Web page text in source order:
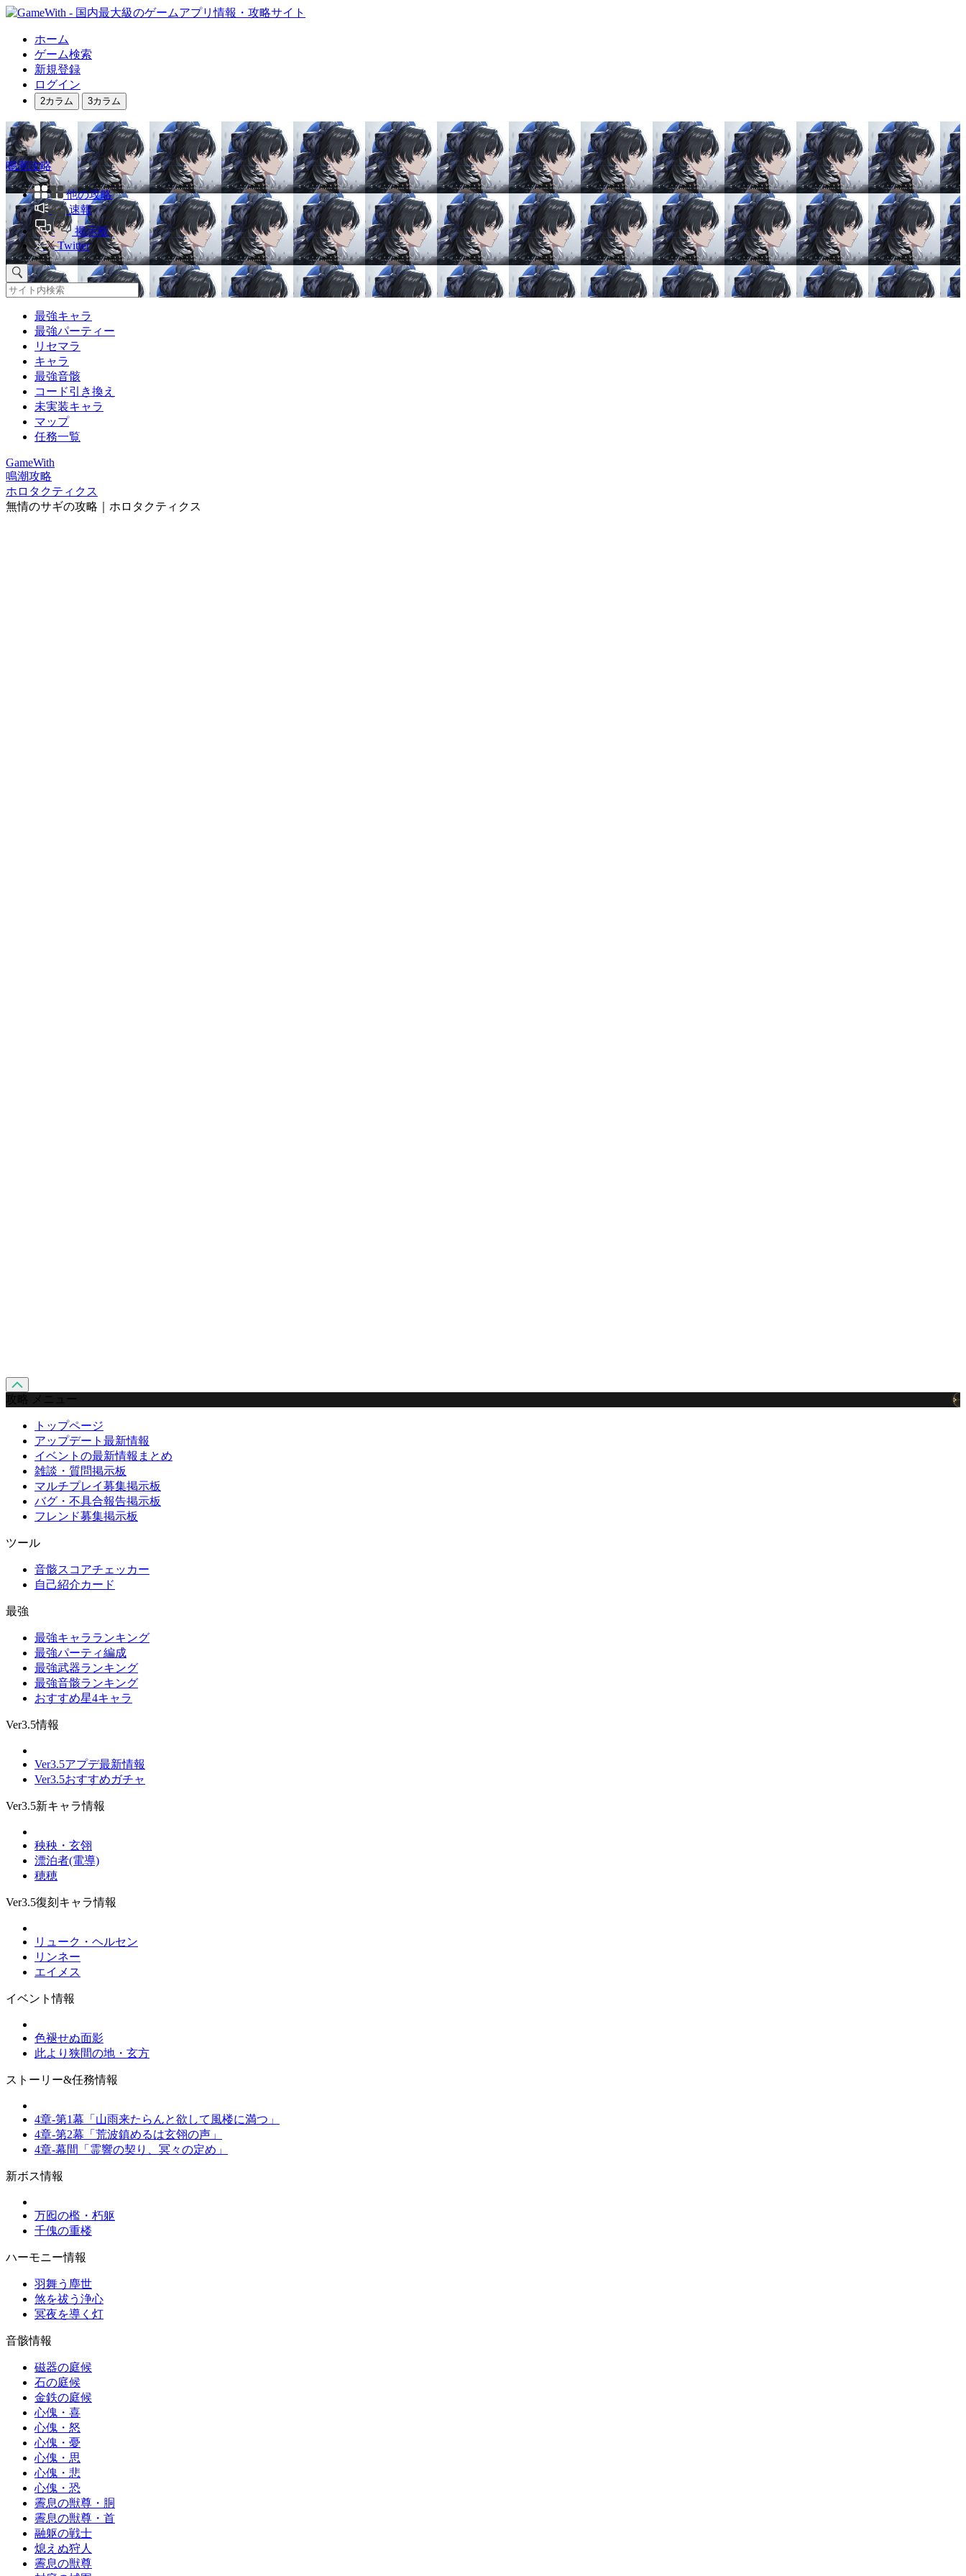
ホーム
ゲーム検索
新規登録
ログイン
2カラム 3カラム
鳴潮攻略
他の攻略
速報
掲示板
Twitter
最強キャラ
最強パーティー
リセマラ
キャラ
最強音骸
コード引き換え
未実装キャラ
マップ
任務一覧
GameWith
鳴潮攻略
ホロタクティクス
無情のサギの攻略｜ホロタクティクス
攻略 メニュー
トップページ
アップデート最新情報
イベントの最新情報まとめ
雑談・質問掲示板
マルチプレイ募集掲示板
バグ・不具合報告掲示板
フレンド募集掲示板
ツール
音骸スコアチェッカー
自己紹介カード
最強
最強キャラランキング
最強パーティ編成
最強武器ランキング
最強音骸ランキング
おすすめ星4キャラ
Ver3.5情報
Ver3.5アプデ最新情報
Ver3.5おすすめガチャ
Ver3.5新キャラ情報
秧秧・玄翎
漂泊者(電導)
穂穂
Ver3.5復刻キャラ情報
リューク・ヘルセン
リンネー
エイメス
イベント情報
色褪せぬ面影
此より狭間の地・玄方
ストーリー&任務情報
4章-第1幕「山雨来たらんと欲して風楼に満つ」
4章-第2幕「荒波鎮めるは玄翎の声」
4章-幕間「霊響の契り、冥々の定め」
新ボス情報
万囮の檻・朽躯
千傀の重楼
ハーモニー情報
羽舞う塵世
煞を祓う浄心
冥夜を導く灯
音骸情報
磁器の庭候
石の庭候
金鉄の庭候
心傀・喜
心傀・怒
心傀・憂
心傀・思
心傀・悲
心傀・恐
霽息の獣尊・胴
霽息の獣尊・首
融躯の戦士
熄えぬ狩人
霽息の獣尊